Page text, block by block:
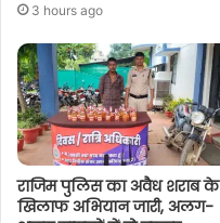
3 hours ago
राजिम पुलिस का अवैध शराब के
खिलाफ अभियान जारी, अलग-